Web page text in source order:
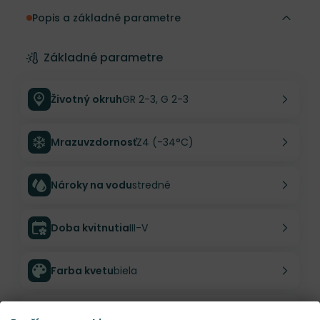
Popis a základné parametre
Základné parametre
Životný okruhGR 2-3, G 2-3
MrazuvzdornosťZ4 (-34°C)
Nároky na vodustredné
Doba kvitnutiaIII-V
Farba kvetubiela